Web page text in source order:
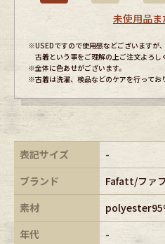
未使用品
※USEDですので使用感などございますが
古着という事をご理解の上ご注文よろし
※全体に色あせがございます。
※古着は洗濯、検品などのケアを行ってお
表記サイズ
-
ブランド
Fafatt/ファ
素材
年代
-